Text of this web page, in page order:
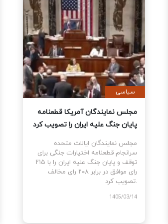
پس
که
سیاسی
مجلس نمایندگان آمریکا قطعنامه
پایان جنگ علیه ایران را تصویب کرد
مجلس نمایندگان ایالات متحده
سرانجام قطعنامه اختیارات جنگی برای